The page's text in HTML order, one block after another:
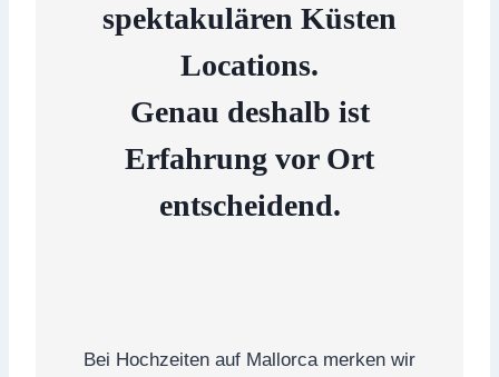
spektakulären Küsten
Locations.
Genau deshalb ist
Erfahrung vor Ort
entscheidend.
Bei Hochzeiten auf Mallorca merken wir